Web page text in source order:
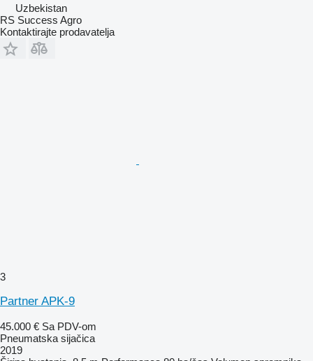
Uzbekistan
RS Success Agro
Kontaktirajte prodavatelja
3
Partner APK-9
45.000 € Sa PDV-om
Pneumatska sijačica
2019